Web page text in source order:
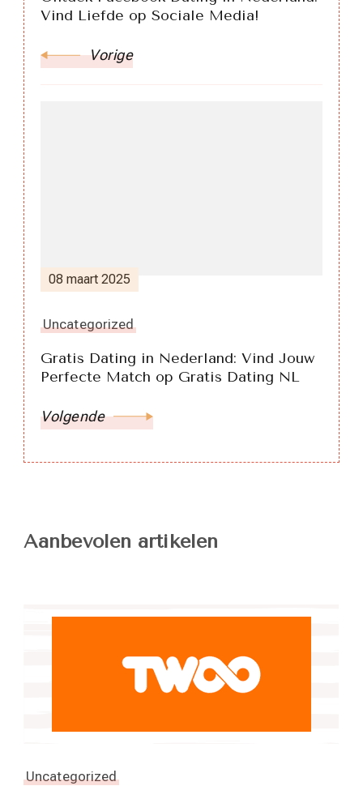
Vind Liefde op Sociale Media!
Vorige
08 maart 2025
Uncategorized
Gratis Dating in Nederland: Vind Jouw
Perfecte Match op Gratis Dating NL
Volgende
Aanbevolen artikelen
Uncategorized